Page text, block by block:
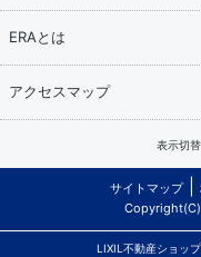
ERAとは
アクセスマップ
表示切替
サイトマップ
Copyright(C)
LIXIL不動産ショッ